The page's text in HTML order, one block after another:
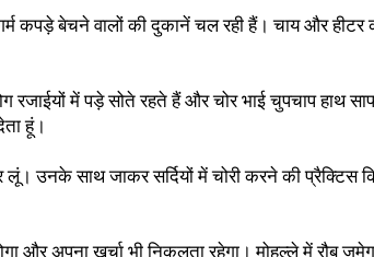
कपड़े बेचने वालों की दुकानें चल रही हैं। चाय और
रजाईयों में पड़े सोते रहते हैं और चोर भाई चुपचाप हाथ
हूं।
उनके साथ जाकर सर्दियों में चोरी करने की
और अपना खर्चा भी निकलता रहेगा। मोहल्ले में रौब